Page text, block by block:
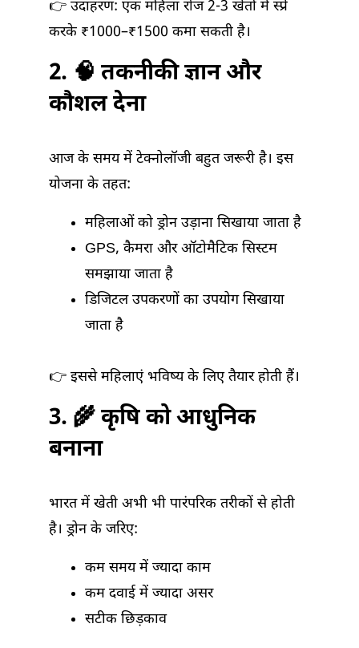
👉 उदाहरण: एक महिला रोज 2-3 खेतों में स्प्रे
करके ₹1000–₹1500 कमा सकती है।
2. 🧠 तकनीकी ज्ञान और
कौशल देना
आज के समय में टेक्नोलॉजी बहुत जरूरी है। इस
योजना के तहत:
महिलाओं को ड्रोन उड़ाना सिखाया जाता है
GPS, कैमरा और ऑटोमैटिक सिस्टम
समझाया जाता है
डिजिटल उपकरणों का उपयोग सिखाया
जाता है
👉 इससे महिलाएं भविष्य के लिए तैयार होती हैं।
3. 🌾 कृषि को आधुनिक
बनाना
भारत में खेती अभी भी पारंपरिक तरीकों से होती
है। ड्रोन के जरिए:
कम समय में ज्यादा काम
कम दवाई में ज्यादा असर
सटीक छिड़काव